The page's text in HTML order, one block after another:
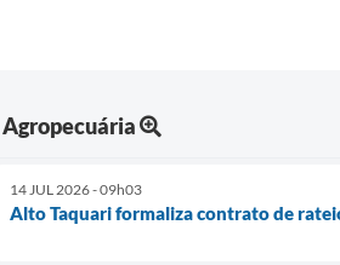
Agropecuária
14 JUL 2026 - 09h03
Alto Taquari formaliza contrato de